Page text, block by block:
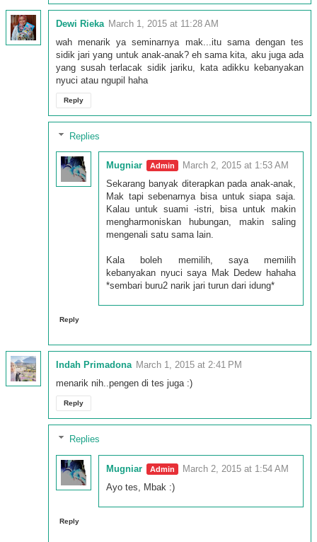
Dewi Rieka March 1, 2015 at 11:28 AM
wah menarik ya seminarnya mak...itu sama dengan tes
sidik jari yang untuk anak-anak? eh sama kita, aku juga ada
yang susah terlacak sidik jariku, kata adikku kebanyakan
nyuci atau ngupil haha
Reply
Replies
Mugniar
March 2, 2015 at 1:53 AM
Sekarang banyak diterapkan pada anak-anak,
Mak tapi sebenarnya bisa untuk siapa saja.
Kalau untuk suami -istri, bisa untuk makin
mengharmoniskan hubungan, makin saling
mengenali satu sama lain.
Kala boleh memilih, saya memilih
kebanyakan nyuci saya Mak Dedew hahaha
*sembari buru2 narik jari turun dari idung*
Reply
Indah Primadona March 1, 2015 at 2:41 PM
menarik nih..pengen di tes juga :)
Reply
Replies
Mugniar
March 2, 2015 at 1:54 AM
Ayo tes, Mbak :)
Reply